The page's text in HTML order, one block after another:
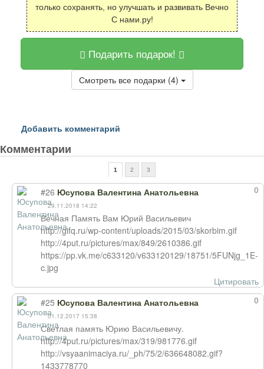
только сохранять, но улучшать и развивать Вечно
С нами.ру!
Подарить подарок!
Смотреть все подарки (4)
Добавить комментарий
Комментарии
1 2 3
0
#26 Юсупова Валентина Анатольевна
29.11.2018 14:22
Вечная Память Вам Юрий Васильевич
http://gifq.ru/wp-content/uploads/2015/03/skorbim.gif
http://4put.ru/pictures/max/849/2610386.gif
https://pp.vk.me/c633120/v633120129/18751/5FUNjg_1E-
c.jpg
Цитировать
0
#25 Юсупова Валентина Анатольевна
01.12.2017 15:38
Светлая память Юрию Васильевичу.
http://4put.ru/pictures/max/319/981776.gif
http://vsyaanimaciya.ru/_ph/75/2/636648082.gif?
1433778770